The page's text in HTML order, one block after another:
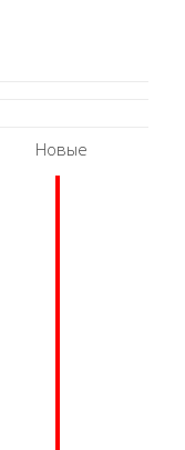
Новые